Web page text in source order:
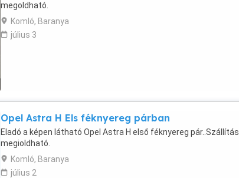
megoldható.
Komló, Baranya
július 3
Opel Astra H Els féknyereg párban
Eladó a képen látható Opel Astra H első féknyereg pár..Szállítás
megioldható.
Komló, Baranya
július 2